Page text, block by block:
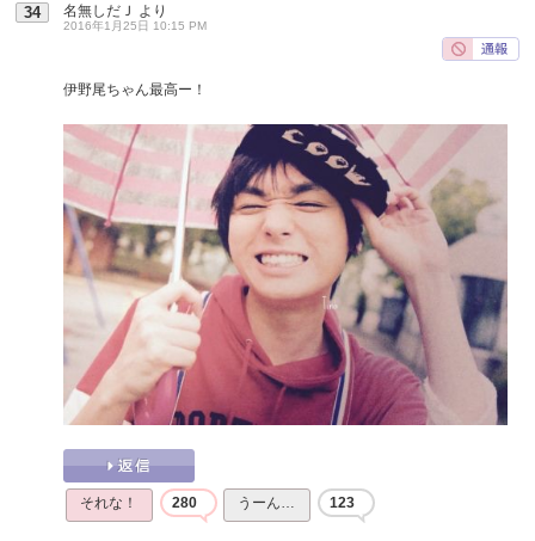
34 名無しだＪ より
2016年1月25日 10:15 PM
伊野尾ちゃん最高ー！
それな！ 280 うーん… 123